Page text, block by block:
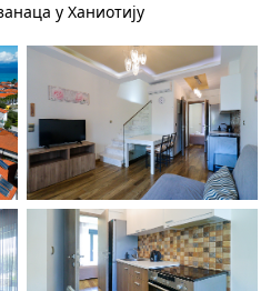
у Ханиотију